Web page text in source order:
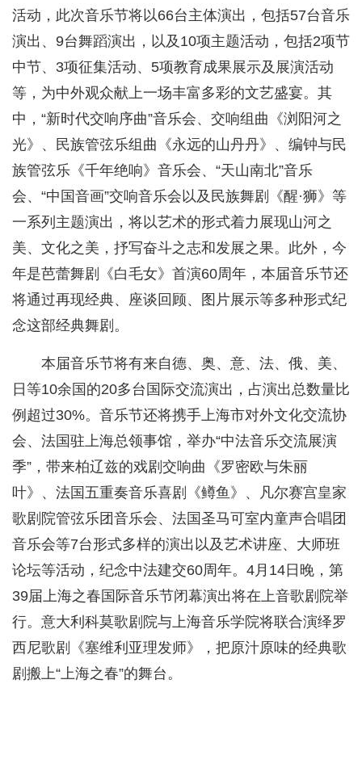
活动，此次音乐节将以66台主体演出，包括57台音乐
演出、9台舞蹈演出，以及10项主题活动，包括2项节
中节、3项征集活动、5项教育成果展示及展演活动
等，为中外观众献上一场丰富多彩的文艺盛宴。其
中，“新时代交响序曲”音乐会、交响组曲《浏阳河之
光》、民族管弦乐组曲《永远的山丹丹》、编钟与民
族管弦乐《千年绝响》音乐会、“天山南北”音乐
会、“中国音画”交响音乐会以及民族舞剧《醒·狮》等
一系列主题演出，将以艺术的形式着力展现山河之
美、文化之美，抒写奋斗之志和发展之果。此外，今
年是芭蕾舞剧《白毛女》首演60周年，本届音乐节还
将通过再现经典、座谈回顾、图片展示等多种形式纪
念这部经典舞剧。
本届音乐节将有来自德、奥、意、法、俄、美、
日等10余国的20多台国际交流演出，占演出总数量比
例超过30%。音乐节还将携手上海市对外文化交流协
会、法国驻上海总领事馆，举办“中法音乐交流展演
季”，带来柏辽兹的戏剧交响曲《罗密欧与朱丽
叶》、法国五重奏音乐喜剧《鳟鱼》、凡尔赛宫皇家
歌剧院管弦乐团音乐会、法国圣马可室内童声合唱团
音乐会等7台形式多样的演出以及艺术讲座、大师班
论坛等活动，纪念中法建交60周年。4月14日晚，第
39届上海之春国际音乐节闭幕演出将在上音歌剧院举
行。意大利科莫歌剧院与上海音乐学院将联合演绎罗
西尼歌剧《塞维利亚理发师》，把原汁原味的经典歌
剧搬上“上海之春”的舞台。